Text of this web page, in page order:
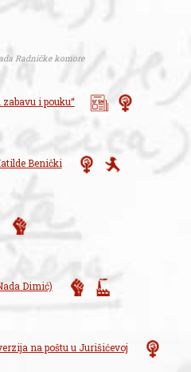
Radničke komore
i pouku“
Benički
Dimić)
na poštu u Jurišićevoj